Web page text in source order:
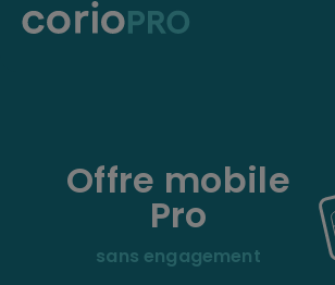
CorioPRO
Mobile
> Sans
> Avec
Offre mobile
Pro
sans engagement